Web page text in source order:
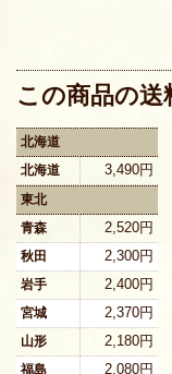
この商品の
北海道
北海道
3,490円
東北
青森
2,520円
秋田 2,300円
岩手 2,400円
宮城 2,370円
山形 2,180円
福島 2,080円